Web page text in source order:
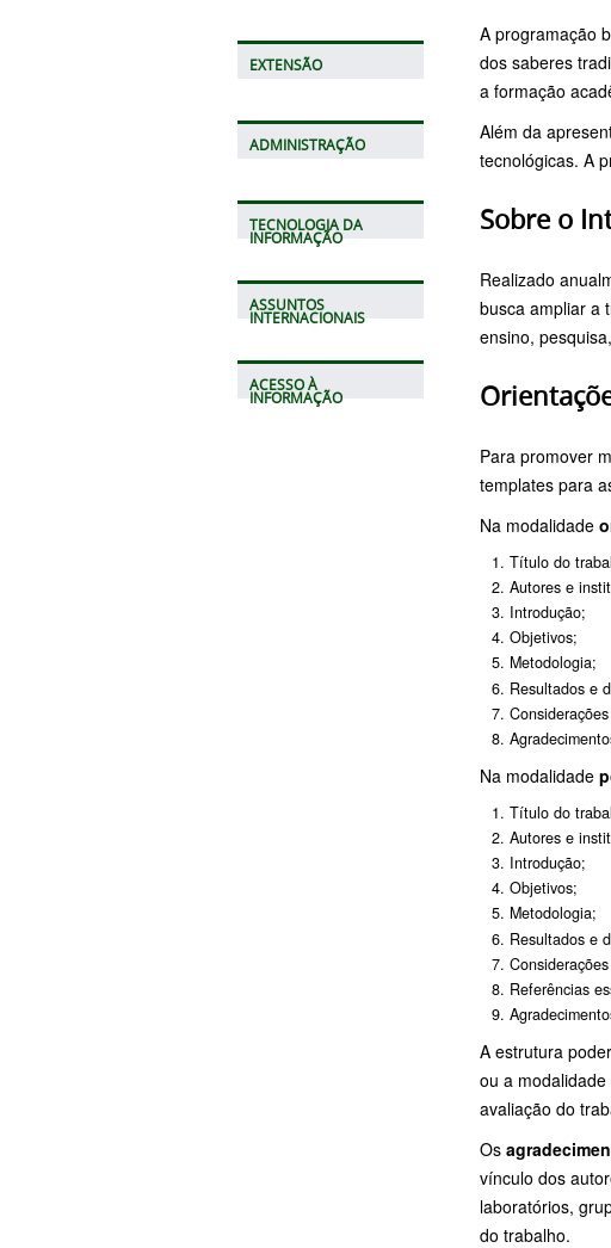
EXTENSÃO
ADMINISTRAÇÃO
TECNOLOGIA DA
INFORMAÇÃO
ASSUNTOS
INTERNACIONAIS
ACESSO À
INFORMAÇÃO
A programação
dos saberes
a formação
Além da
tecnológicas. A
Sobre o
Realizado
busca ampliar a
ensino,
Para promover
templates para
Na modalidade
Título do
Autores e
Introdução;
Objetivos;
Metodologia;
Resultados e
Na modalidade
Título do
Autores e
Introdução;
Objetivos;
Metodologia;
Resultados e
Referências
A estrutura
ou a
avaliação do
Os
vínculo dos
laboratórios,
do trabalho.